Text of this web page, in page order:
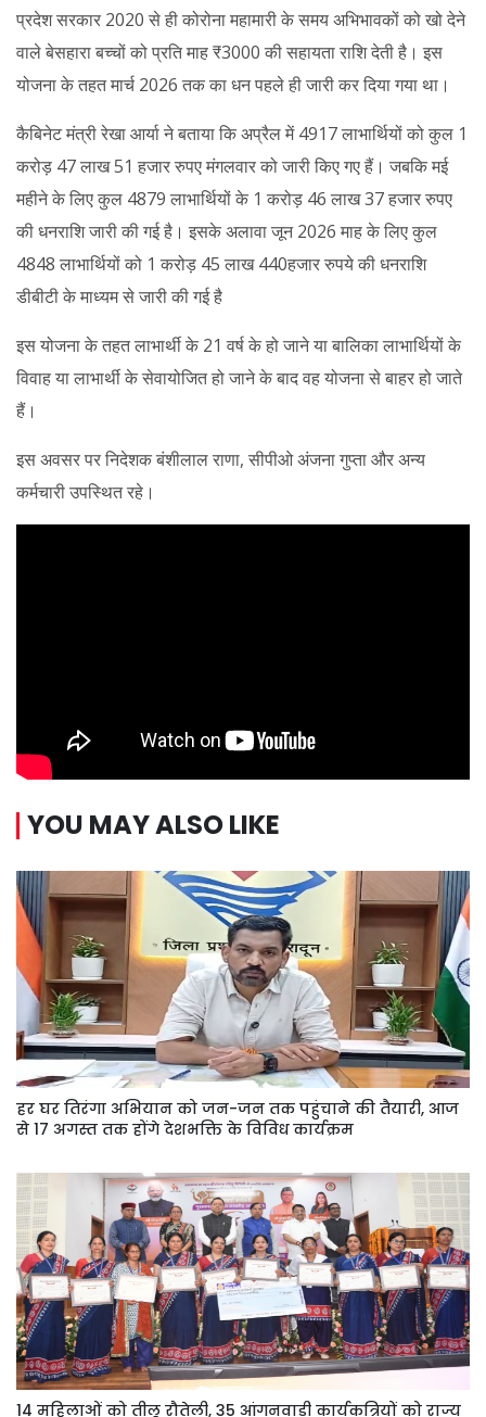
प्रदेश सरकार 2020 से ही कोरोना महामारी के समय अभिभावकों को खो देने
वाले बेसहारा बच्चों को प्रति माह ₹3000 की सहायता राशि देती है। इस
योजना के तहत मार्च 2026 तक का धन पहले ही जारी कर दिया गया था।
कैबिनेट मंत्री रेखा आर्या ने बताया कि अप्रैल में 4917 लाभार्थियों को कुल 1
करोड़ 47 लाख 51 हजार रुपए मंगलवार को जारी किए गए हैं। जबकि मई
महीने के लिए कुल 4879 लाभार्थियों के 1 करोड़ 46 लाख 37 हजार रुपए
की धनराशि जारी की गई है। इसके अलावा जून 2026 माह के लिए कुल
4848 लाभार्थियों को 1 करोड़ 45 लाख 440हजार रुपये की धनराशि
डीबीटी के माध्यम से जारी की गई है
इस योजना के तहत लाभार्थी के 21 वर्ष के हो जाने या बालिका लाभार्थियों के
विवाह या लाभार्थी के सेवायोजित हो जाने के बाद वह योजना से बाहर हो जाते
हैं।
इस अवसर पर निदेशक बंशीलाल राणा, सीपीओ अंजना गुप्ता और अन्य
कर्मचारी उपस्थित रहे।
YOU MAY ALSO LIKE
हर घर तिरंगा अभियान को जन-जन तक पहुंचाने की तैयारी, आज
से 17 अगस्त तक होंगे देशभक्ति के विविध कार्यक्रम
14 महिलाओं को तीलू रौतेली, 35 आंगनवाड़ी कार्यकत्रियों को राज्य